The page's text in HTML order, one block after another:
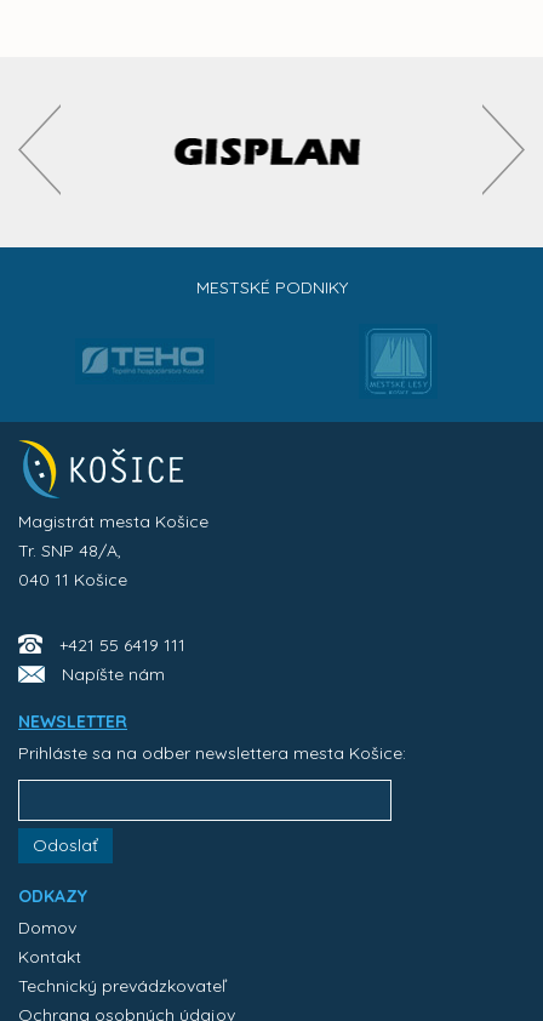
MESTSKÉ PODNIKY
Magistrát mesta Košice
Tr. SNP 48/A,
040 11 Košice
+421 55 6419 111
Napíšte nám
NEWSLETTER
Prihláste sa na odber newslettera mesta Košice:
Odoslať
ODKAZY
Domov
Kontakt
Technický prevádzkovateľ
Ochrana osobných údajov